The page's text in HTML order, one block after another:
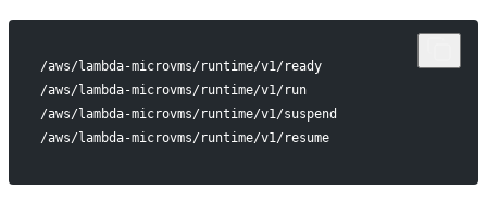
/aws/lambda-microvms/runtime/v1/ready
/aws/lambda-microvms/runtime/v1/run
/aws/lambda-microvms/runtime/v1/suspend
/aws/lambda-microvms/runtime/v1/resume